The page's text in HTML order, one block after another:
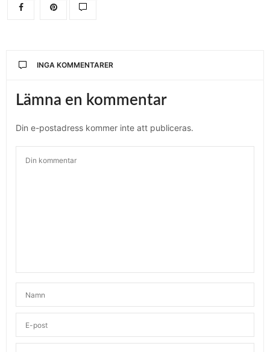
INGA KOMMENTARER
Lämna en kommentar
Din e-postadress kommer inte att publiceras.